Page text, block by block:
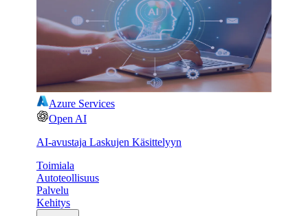
Azure Services
Open AI
AI-avustaja Laskujen Käsittelyyn
Toimiala
Autoteollisuus
Palvelu
Kehitys